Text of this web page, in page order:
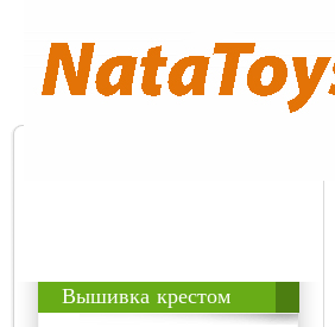
Вышивка крестом